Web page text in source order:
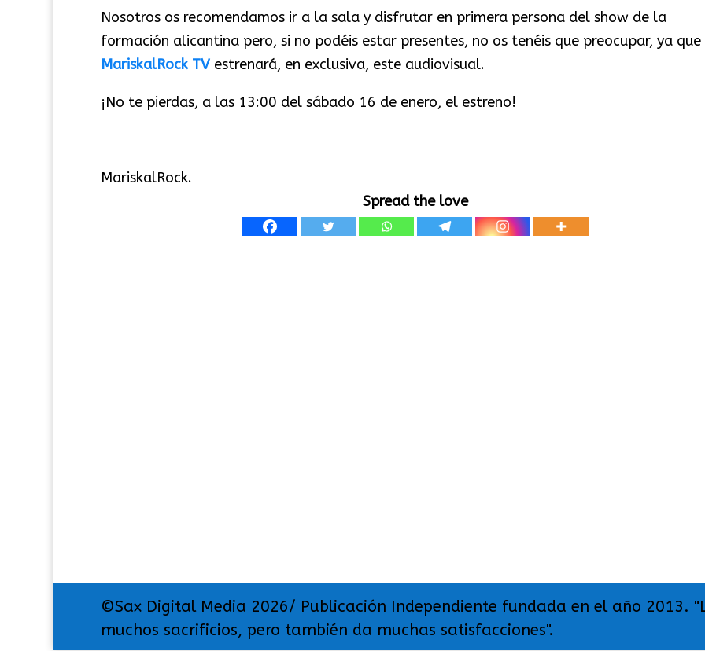
Nosotros os recomendamos ir a la sala y disfrutar en primera persona del show de la
formación alicantina pero, si no podéis estar presentes, no os tenéis que preocupar, ya que
MariskalRock TV estrenará, en exclusiva, este audiovisual.
¡No te pierdas, a las 13:00 del sábado 16 de enero, el estreno!
MariskalRock.
Spread the love
©Sax Digital Media 2026/ Publicación Independiente fundada en el año 2013.
muchos sacrificios, pero también da muchas satisfacciones".